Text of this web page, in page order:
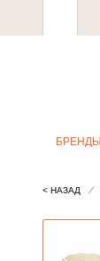
БРЕНДЫ
< НАЗАД